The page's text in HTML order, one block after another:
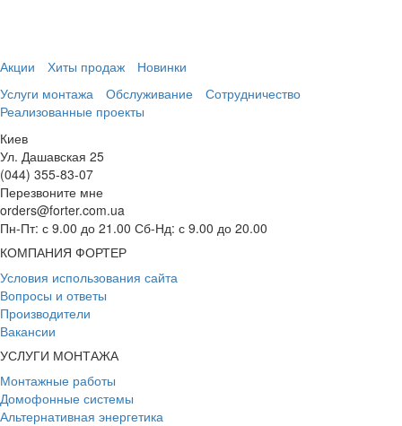
Акции Хиты продаж
Новинки
Услуги монтажа
Обслуживание
Сотрудничество
Реализованные проекты
Киев
Ул. Дашавская 25
(044) 355-83-07
Перезвоните мне
orders@forter.com.ua
Пн-Пт: с 9.00 до 21.00 Сб-Нд: с 9.00 до 20.00
КОМПАНИЯ ФОРТЕР
Условия использования сайта
Вопросы и ответы
Производители
Вакансии
УСЛУГИ МОНТАЖА
Монтажные работы
Домофонные системы
Альтернативная энергетика